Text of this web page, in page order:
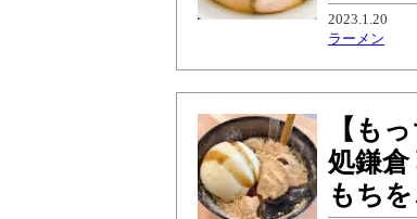
2023.1.20
ラーメン
【も
処鎌
もち